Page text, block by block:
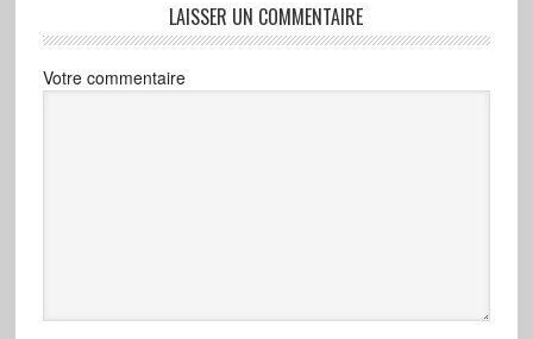
LAISSER UN COMMENTAIRE
Votre commentaire